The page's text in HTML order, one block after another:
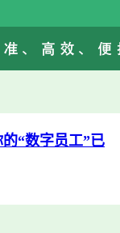
“数字员工”已